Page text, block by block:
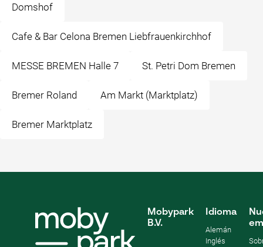
Domshof
Cafe & Bar Celona Bremen Liebfrauenkirchhof
MESSE BREMEN Halle 7 St. Petri Dom Bremen
Bremer Roland Am Markt (Marktplatz)
Bremer Marktplatz
Mobypark
B.V.
Idioma
Alemán
Inglés